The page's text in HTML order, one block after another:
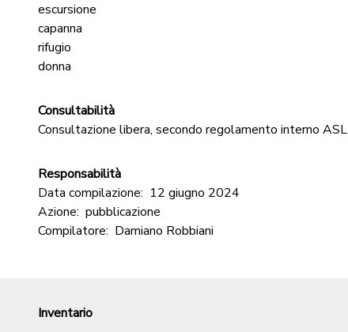
escursione
capanna
rifugio
donna
Consultabilità
Consultazione libera, secondo regolamento interno ASL
Responsabilità
Data compilazione: 12 giugno 2024
Azione: pubblicazione
Compilatore: Damiano Robbiani
Inventario